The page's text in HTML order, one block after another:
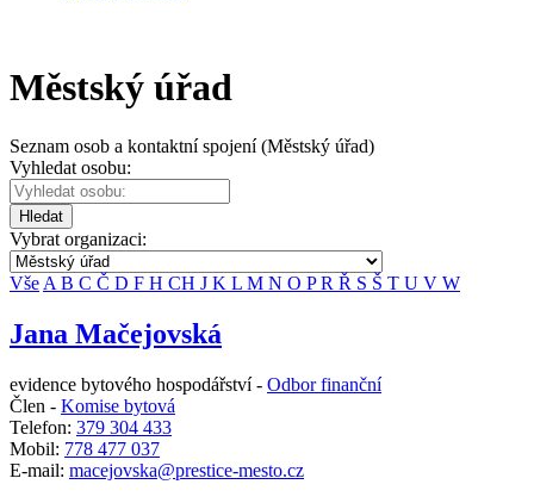
Městský úřad
Seznam osob a kontaktní spojení (Městský úřad)
Vyhledat osobu:
Hledat
Vybrat organizaci:
Vše A B C Č D F H CH J K L M N O PR Ř S Š T U V W
Jana Mačejovská
evidence bytového hospodářství - Odbor finanční
Člen - Komise bytová
Telefon: 379 304 433
Mobil: 778 477 037
E-mail: macejovska@prestice-mesto.cz